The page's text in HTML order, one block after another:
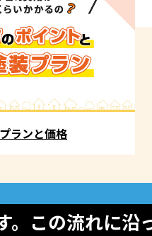
ランと価格
この流れに沿